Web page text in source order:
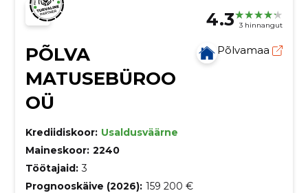
4.3 3 hinnangut
PÕLVA
MATUSEBÜROO
OÜ
Põlvamaa
Krediidiskoor: Usaldusväärne
Maineskoor: 2240
Töötajaid: 3
Prognooskäive (2026): 159 200 €